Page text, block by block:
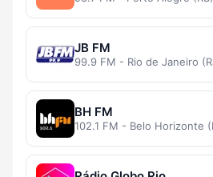
JB FM
99.9 FM - Rio de Janeiro
BH FM
102.1 FM - Belo Horizonte